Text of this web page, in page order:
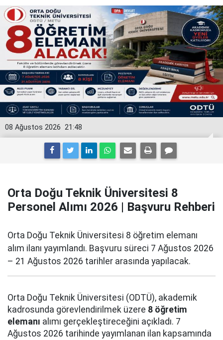
21:48
08 Ağustos 2026
Orta Doğu Teknik Üniversitesi 8
Personel Alımı 2026 | Başvuru Rehberi
Orta Doğu Teknik Üniversitesi 8 öğretim elemanı
alım ilanı yayımlandı. Başvuru süreci 7 Ağustos 2026
– 21 Ağustos 2026 tarihler arasında yapılacak.
Orta Doğu Teknik Üniversitesi (ODTÜ), akademik
kadrosunda görevlendirilmek üzere 8 öğretim
elemanı alımı gerçekleştireceğini açıkladı. 7
Ağustos 2026 tarihinde yayımlanan ilan kapsamında